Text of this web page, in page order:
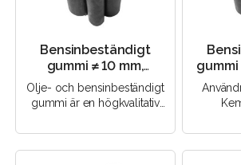
Bensinbeständigt
gummi ≠ 10 mm,
1000×1000 mm, 60
Sha (NBR)
Olje- och bensinbeständigt
gummi är en högkvalitativ
betecknas med
förkortningen NB..
gummi
mm,